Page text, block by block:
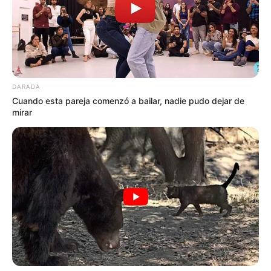
DARADA
Cuando esta pareja comenzó a bailar, nadie pudo dejar de
mirar